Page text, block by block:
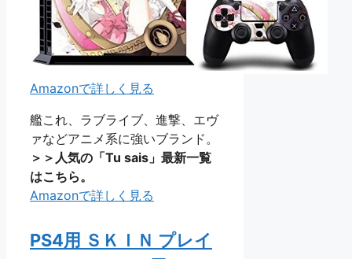
Amazonで詳しく見る
艦これ、ラブライブ、進撃、エヴ
ァなどアニメ系に強いブランド。
＞＞人気の「Tu sais」最新一覧
はこちら。
Amazonで詳しく見る
PS4用 ＳＫＩＮ プレイ